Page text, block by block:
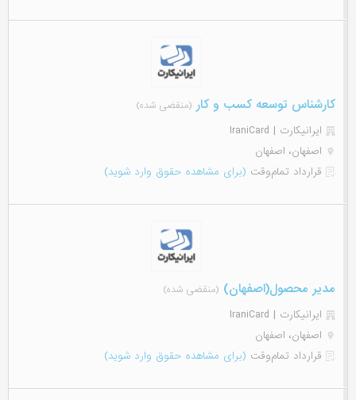
کارشناس توسعه کسب و کار (منقضی شده)
ایرانیکارت | IraniCard
اصفهان، اصفهان
قرارداد تمام‌وقت (برای مشاهده حقوق وارد شوید)
مدیر محصول(اصفهان) (منقضی شده)
ایرانیکارت | IraniCard
اصفهان، اصفهان
قرارداد تمام‌وقت (برای مشاهده حقوق وارد شوید)